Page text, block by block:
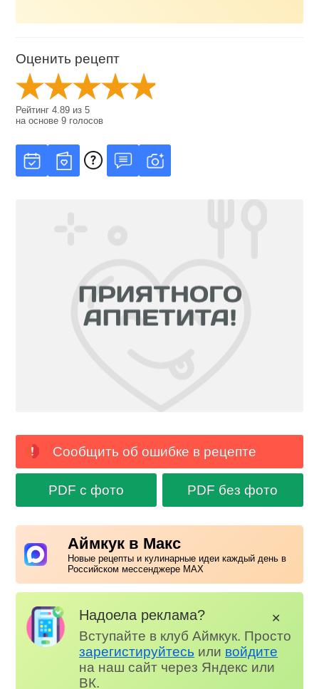
Оценить рецепт
Рейтинг4.89 из5
на основе9 голосов
Сообщить об ошибке в рецепте
PDF с фото PDF без фото
Аймкук в Макс
Новые рецепты и кулинарные идеи каждый день в
Российском мессенджере MAX
Надоела реклама?
Вступайте в клуб Аймкук. Просто
зарегистируйтесь или войдите
на наш сайт через Яндекс или
ВК.
✕